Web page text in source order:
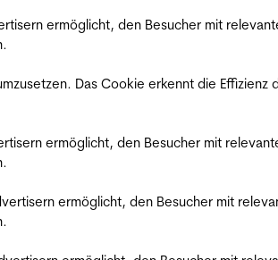
ermöglicht, den Besucher mit
Das Cookie erkennt die
ermöglicht, den Besucher mit
ermöglicht, den Besucher mit